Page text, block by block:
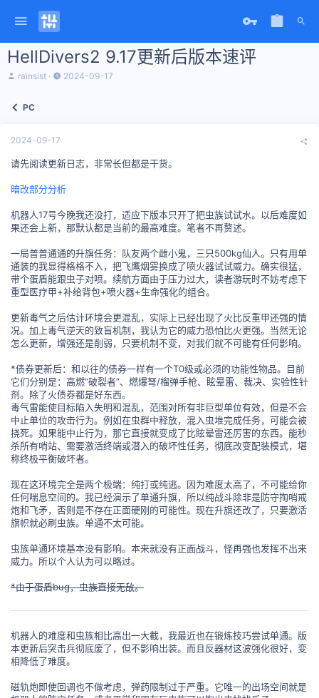
HellDivers2 9.17更新后版本速评
主
起
rainsist
开
2024-09-17
PC
2024-09-17
请先阅读更新日志，非常长但都是干货。
暗改部分分析
机器人17号今晚我还没打，适应下版本只开了把虫族试试水。以后难度如
果还会上新，那默认都是当前的最高难度。笔者不再赘述。
一局普普通通的升旗任务：队友两个雌小鬼，三只500kg仙人。只有用单
通装的我显得格格不入，把飞鹰烟雾换成了喷火器试试威力。确实很猛，
带个蛋盾能跟虫子对喷。续航方面由于压力过大，读者游玩时不妨考虑下
重型医疗甲+补给背包+喷火器+生命强化的组合。
更新毒气之后估计环境会更混乱，实际上已经出现了火比反重甲还强的情
况。加上毒气逆天的致盲机制，我认为它的威力恐怕比火更强。当然无论
怎么更新，增强还是削弱，只要机制不变，对我们就不可能有任何影响。
*债券更新后：和以往的债券一样有一个T0级或必须的功能性物品。目前
它们分别是：高燃“破裂者”、燃爆弩/榴弹手枪、眩晕雷、裁决、实验性针
剂。除了火债券都是好东西。
毒气雷能使目标陷入失明和混乱，范围对所有非巨型单位有效，但是不会
中止单位的攻击行为。例如在虫群中释放，混入虫堆完成任务，可能会被
挠死。如果能中止行为，那它直接就变成了比眩晕雷还厉害的东西。能秒
杀所有哨站、需要激活终端或潜入的破坏性任务，彻底改变配装模式，堪
称终极平衡破坏者。
现在这环境完全是两个极端：纯打或纯逃。因为难度太高了，不可能给你
任何喘息空间的。我已经演示了单通升旗，所以纯战斗除非是防守掏哨戒
炮和飞矛，否则是不存在正面硬刚的可能性。现在升旗还改了，只要激活
旗帜就必刷虫族。单通不太可能。
虫族单通环境基本没有影响。本来就没有正面战斗，怪再强也发挥不出来
威力。所以个人认为可以略过。
*由于蛋盾bug，虫族直接无敌。
机器人的难度和虫族相比高出一大截，我最近也在锻炼技巧尝试单通。版
本更新后突击兵彻底废了，但不影响出装。而且反器材这波强化很好，变
相降低了难度。
磁轨炮即使回调也不做考虑，弹药限制过于严重。它唯一的出场空间就是